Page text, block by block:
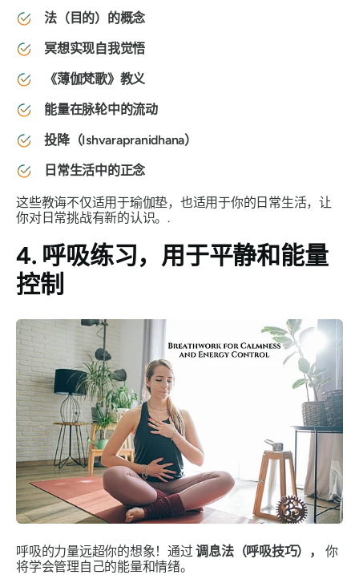
法（目的）的概念
冥想实现自我觉悟
《薄伽梵歌》教义
能量在脉轮中的流动
投降（Ishvarapranidhana）
日常生活中的正念
这些教诲不仅适用于瑜伽垫，也适用于你的日常生活，让
你对日常挑战有新的认识。.
4. 呼吸练习，用于平静和能量
控制
呼吸的力量远超你的想象！通过调息法（呼吸技巧），
你
将学会管理自己的能量和情绪。